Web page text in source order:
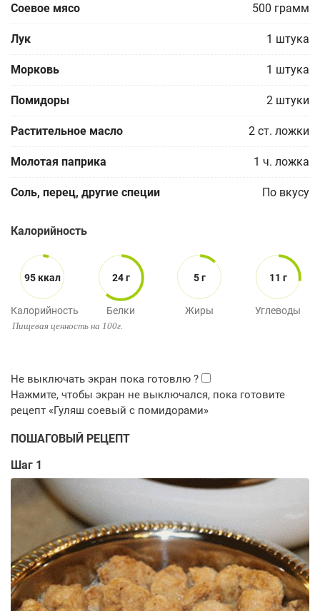
Соевое мясо 500 грамм
Лук 1 штука
Морковь 1 штука
Помидоры 2 штуки
Растительное масло 2 ст. ложки
Молотая паприка 1 ч. ложка
Соль, перец, другие специи По вкусу
Калорийность
95 ккал
Калорийность
24 г
Белки
5 г
Жиры
11 г
Углеводы
Пищевая ценность на 100г.
ПОШАГОВЫЙ РЕЦЕПТ
Шаг 1